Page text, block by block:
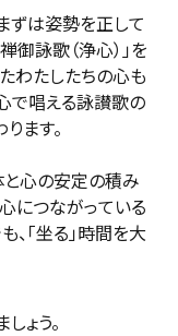
ずは姿勢を正して
御詠歌（浄心）」を
わたしたちの心も
で唱える詠讃歌の
ます。
と心の安定の積み
につながっている
、「坐る」時間を大
ょう。